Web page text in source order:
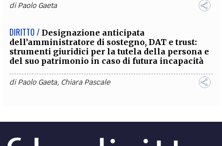
diPaolo Gaeta
DIRITTO / Designazione anticipata
dell’amministratore di sostegno, DAT e trust:
strumenti giuridici per la tutela della persona e
del suo patrimonio in caso di futura incapacità
diPaolo Gaeta, Chiara Pascale